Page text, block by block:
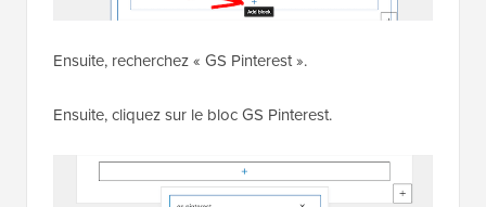
Ensuite, recherchez « GS Pinterest ».
Ensuite, cliquez sur le bloc GS Pinterest.